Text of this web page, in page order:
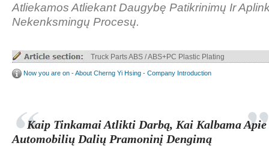
Atliekamos Atliekant Daugybę Patikrinimų Ir
Nekenksmingų Procesų.
Truck Parts ABS / ABS+PC Plastic Plating
Now you are on - About Cherng Yi Hsing - Company Introduction
Kaip Tinkamai Atlikti Darbą, Kai Kalbama Apie
Automobilių Dalių Pramoninį Dengimą